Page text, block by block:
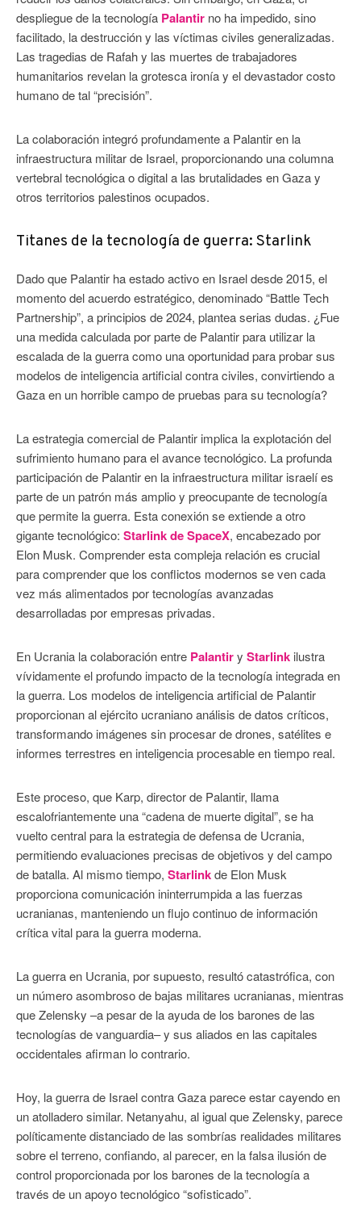
despliegue de la tecnología Palantir no ha impedido, sino
facilitado, la destrucción y las víctimas civiles generalizadas.
Las tragedias de Rafah y las muertes de trabajadores
humanitarios revelan la grotesca ironía y el devastador costo
humano de tal “precisión”.
La colaboración integró profundamente a Palantir en la
infraestructura militar de Israel, proporcionando una columna
vertebral tecnológica o digital a las brutalidades en Gaza y
otros territorios palestinos ocupados.
Titanes de la tecnología de guerra: Starlink
Dado que Palantir ha estado activo en Israel desde 2015, el
momento del acuerdo estratégico, denominado “Battle Tech
Partnership”, a principios de 2024, plantea serias dudas. ¿Fue
una medida calculada por parte de Palantir para utilizar la
escalada de la guerra como una oportunidad para probar sus
modelos de inteligencia artificial contra civiles, convirtiendo a
Gaza en un horrible campo de pruebas para su tecnología?
La estrategia comercial de Palantir implica la explotación del
sufrimiento humano para el avance tecnológico. La profunda
participación de Palantir en la infraestructura militar israelí es
parte de un patrón más amplio y preocupante de tecnología
que permite la guerra. Esta conexión se extiende a otro
gigante tecnológico: Starlink de SpaceX, encabezado por
Elon Musk. Comprender esta compleja relación es crucial
para comprender que los conflictos modernos se ven cada
vez más alimentados por tecnologías avanzadas
desarrolladas por empresas privadas.
En Ucrania la colaboración entre Palantiry Starlink ilustra
vívidamente el profundo impacto de la tecnología integrada en
la guerra. Los modelos de inteligencia artificial de Palantir
proporcionan al ejército ucraniano análisis de datos críticos,
transformando imágenes sin procesar de drones, satélites e
informes terrestres en inteligencia procesable en tiempo real.
Este proceso, que Karp, director de Palantir, llama
escalofriantemente una “cadena de muerte digital”, se ha
vuelto central para la estrategia de defensa de Ucrania,
permitiendo evaluaciones precisas de objetivos y del campo
de batalla. Al mismo tiempo, Starlinkde Elon Musk
proporciona comunicación ininterrumpida a las fuerzas
ucranianas, manteniendo un flujo continuo de información
crítica vital para la guerra moderna.
La guerra en Ucrania, por supuesto, resultó catastrófica, con
un número asombroso de bajas militares ucranianas, mientras
que Zelensky –a pesar de la ayuda de los barones de las
tecnologías de vanguardia– y sus aliados en las capitales
occidentales afirman lo contrario.
Hoy, la guerra de Israel contra Gaza parece estar cayendo en
un atolladero similar. Netanyahu, al igual que Zelensky, parece
políticamente distanciado de las sombrías realidades militares
sobre el terreno, confiando, al parecer, en la falsa ilusión de
control proporcionada por los barones de la tecnología a
través de un apoyo tecnológico “sofisticado”.